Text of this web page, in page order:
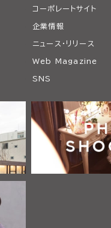
コーポレートサイト
企業情報
ニュース・リリース
Web Magazine
SNS